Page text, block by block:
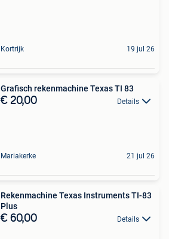
Kortrijk 19 jul 26
Grafisch rekenmachine Texas TI 83
€ 20,00 Details
Mariakerke 21 jul 26
Rekenmachine Texas Instruments TI-83
Plus
€ 60,00 Details